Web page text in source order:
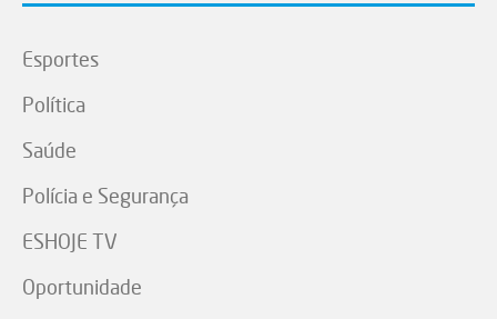
Esportes
Política
Saúde
Polícia e Segurança
ESHOJE TV
Oportunidade